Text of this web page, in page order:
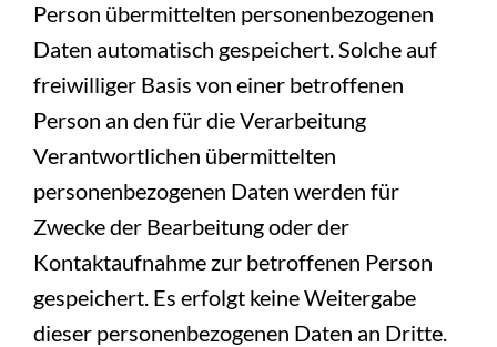
Person übermittelten personenbezogenen
Daten automatisch gespeichert. Solche auf
freiwilliger Basis von einer betroffenen
Person an den für die Verarbeitung
Verantwortlichen übermittelten
personenbezogenen Daten werden für
Zwecke der Bearbeitung oder der
Kontaktaufnahme zur betroffenen Person
gespeichert. Es erfolgt keine Weitergabe
dieser personenbezogenen Daten an Dritte.